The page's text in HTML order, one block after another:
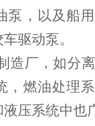
泵，以及船
驱动泵。
造厂，如分
，燃油处理
压系统中也